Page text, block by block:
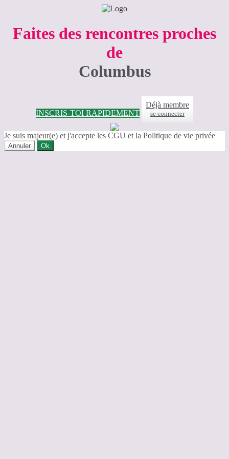
Faites des rencontres proches
de
Columbus
INSCRIS-TOI RAPIDEMENT
Déjà membre
se connecter
Je suis majeur(e) et j'accepte les CGU et la Politique de vie privée
Annuler Ok